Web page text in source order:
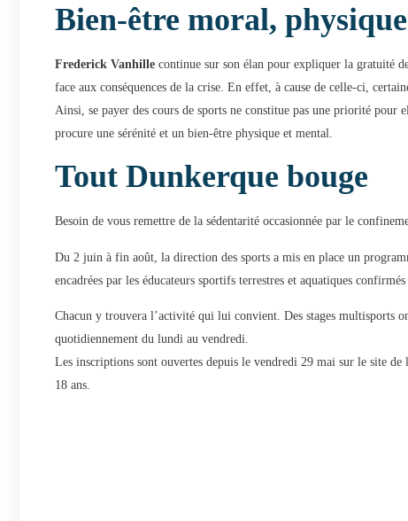
Bien-être moral,
Frederick Vanhille continue sur son élan pour expliquer la gratuité
face aux conséquences de la crise. En effet, à cause de celle-ci,
Ainsi, se payer des cours de sports ne constitue pas une priorité
procure une sérénité et un bien-être physique et mental.
Tout Dunkerque bouge
Besoin de vous remettre de la sédentarité occasionnée par le
Du 2 juin à fin août, la direction des sports a mis en place un
encadrées par les éducateurs sportifs terrestres et aquatiques
Chacun y trouvera l’activité qui lui convient. Des stages multisports
quotidiennement du lundi au vendredi.
Les inscriptions sont ouvertes depuis le vendredi 29 mai sur le site
18 ans.